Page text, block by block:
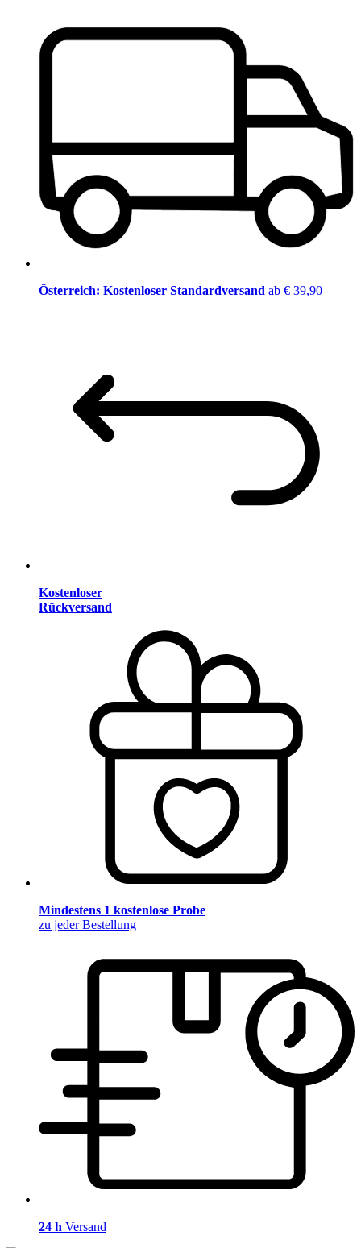
Österreich: Kostenloser Standardversand ab € 39,90
Kostenloser
Rückversand
Mindestens 1 kostenlose Probe
zu jeder Bestellung
24 h Versand